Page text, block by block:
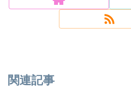
関連記事